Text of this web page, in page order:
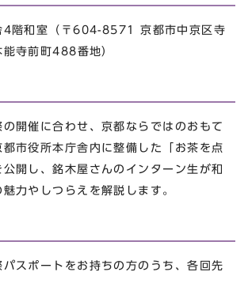
4階和室（〒604-8571 京都市中京区寺
寺前町488番地）
開催に合わせ、京都ならではのおもて
市役所本庁舎内に整備した「お茶を点
開し、銘木屋さんのインターン生が和
力やしつらえを解説します。
スポートをお持ちの方のうち、各回先